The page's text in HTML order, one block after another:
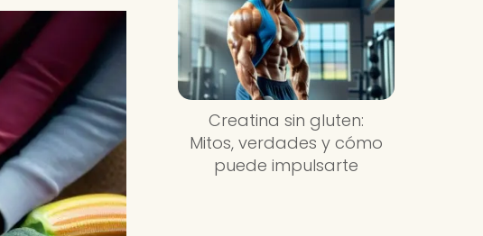
Creatina sin gluten:
Mitos, verdades y cómo
puede impulsarte